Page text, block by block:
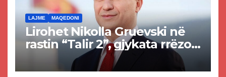
LAJME MAQEDONI
Lirohet Nikolla Gruevski në
rastin “Talir 2”, gjykata rrëzon
akuzat për ndërtimin e
paligjshëm të selisë së